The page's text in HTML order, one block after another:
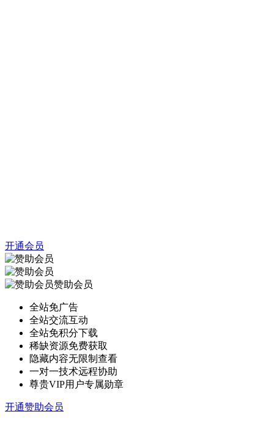
开通会员
赞助会员
全站免广告
全站交流互动
全站免积分下载
稀缺资源免费获取
隐藏内容无限制查看
一对一技术远程协助
尊贵VIP用户专属勋章
开通赞助会员